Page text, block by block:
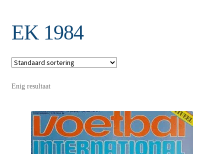
VI’s met Posters
Wie is puntertje
EK 1984
Enig resultaat